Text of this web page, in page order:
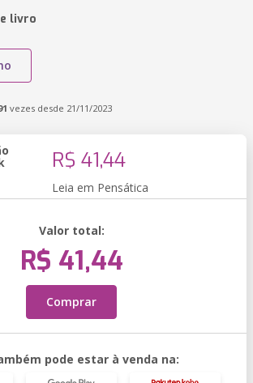
livro
vezes desde 21/11/2023
R$ 41,44
Leia em Pensática
Valor total:
R$ 41,44
Comprar
pode estar à venda na: